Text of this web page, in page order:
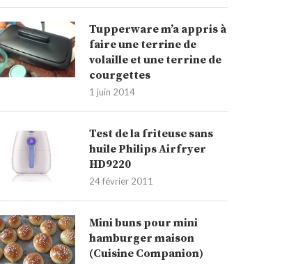
Tupperware m’a appris à
faire une terrine de
volaille et une terrine de
courgettes
1 juin 2014
Test de la friteuse sans
huile Philips Airfryer
HD9220
24 février 2011
Mini buns pour mini
hamburger maison
(Cuisine Companion)